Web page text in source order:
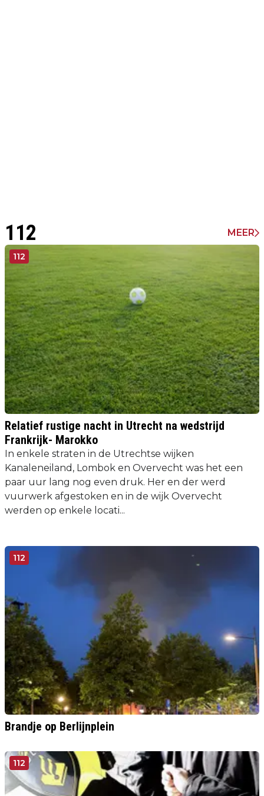
112 MEER
112
Relatief rustige nacht in Utrecht na wedstrijd
Frankrijk- Marokko
In enkele straten in de Utrechtse wijken
Kanaleneiland, Lombok en Overvecht was het een
paar uur lang nog even druk. Her en der werd
vuurwerk afgestoken en in de wijk Overvecht
werden op enkele locati...
112
Brandje op Berlijnplein
112